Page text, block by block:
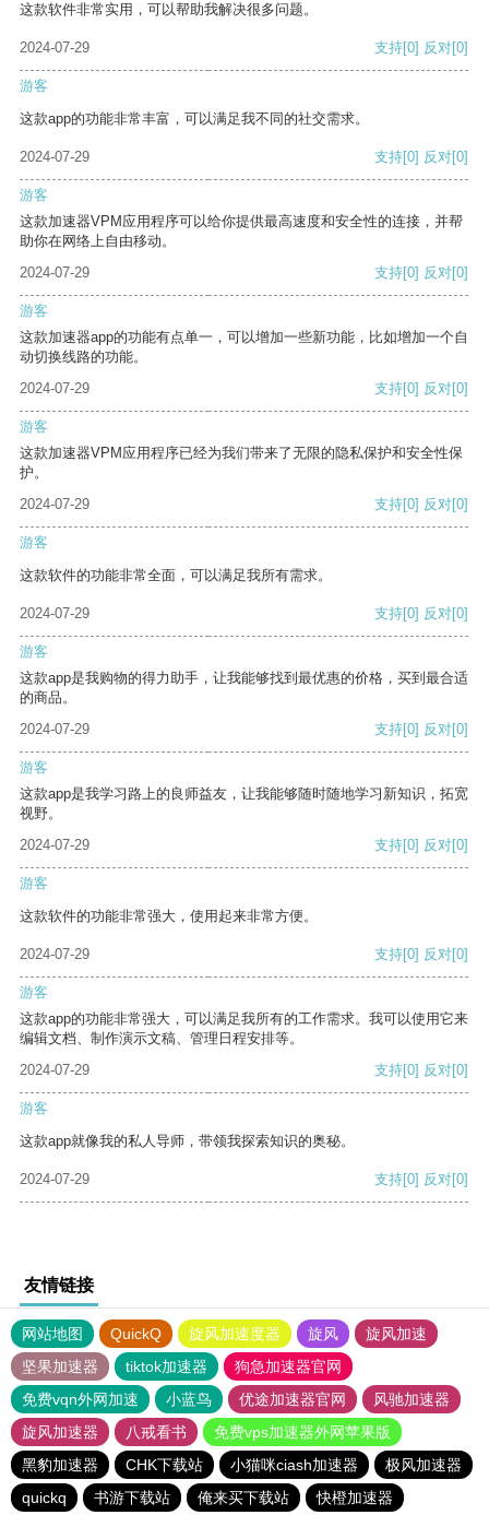
这款软件非常实用，可以帮助我解决很多问题。
2024-07-29 支持[0] 反对[0]
游客
这款app的功能非常丰富，可以满足我不同的社交需求。
2024-07-29 支持[0] 反对[0]
游客
这款加速器VPM应用程序可以给你提供最高速度和安全性的连接，并帮
助你在网络上自由移动。
2024-07-29
支持[0] 反对[0]
游客
这款加速器app的功能有点单一，可以增加一些新功能，比如增加一个自
动切换线路的功能。
2024-07-29
支持[0] 反对[0]
游客
这款加速器VPM应用程序已经为我们带来了无限的隐私保护和安全性保
护。
2024-07-29
支持[0] 反对[0]
游客
这款软件的功能非常全面，可以满足我所有需求。
2024-07-29 支持[0] 反对[0]
游客
这款app是我购物的得力助手，让我能够找到最优惠的价格，买到最合适
的商品。
2024-07-29
支持[0] 反对[0]
游客
这款app是我学习路上的良师益友，让我能够随时随地学习新知识，拓宽
视野。
2024-07-29
支持[0] 反对[0]
游客
这款软件的功能非常强大，使用起来非常方便。
2024-07-29 支持[0] 反对[0]
游客
这款app的功能非常强大，可以满足我所有的工作需求。我可以使用它来
编辑文档、制作演示文稿、管理日程安排等。
2024-07-29
支持[0] 反对[0]
游客
这款app就像我的私人导师，带领我探索知识的奥秘。
2024-07-29 支持[0] 反对[0]
友情链接
网站地图 QuickQ 旋风加速度器 旋风
旋风加速
坚果加速器
tiktok加速器
狗急加速器官网
免费vqn外网加速
小蓝鸟 优途加速器官网
风驰加速器
旋风加速器
八戒看书
免费vps加速器外网苹果版
黑豹加速器
CHK下载站 小猫咪ciash加速器
极风加速器
quickq
书游下载站 俺来买下载站 快橙加速器